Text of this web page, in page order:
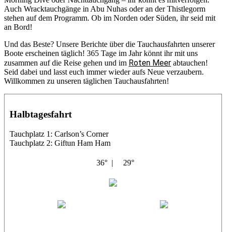
Auch Wracktauchgänge in Abu Nuhas oder an der Thistlegorm
stehen auf dem Programm. Ob im Norden oder Süden, ihr seid mit
an Bord!
Und das Beste? Unsere Berichte über die Tauchausfahrten unserer
Boote erscheinen täglich! 365 Tage im Jahr könnt ihr mit uns
zusammen auf die Reise gehen und im Roten Meer abtauchen!
Seid dabei und lasst euch immer wieder aufs Neue verzaubern.
Willkommen zu unseren täglichen Tauchausfahrten!
Halbtagesfahrt
Tauchplatz 1: Carlson’s Corner
Tauchplatz 2: Giftun Ham Ham
36° | 29°